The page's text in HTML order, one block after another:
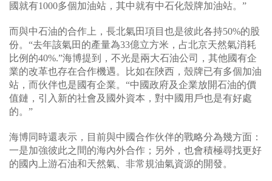
國就有1000多個加油站，其中就有中石化殼牌加油站。”
而與中石油的合作上，長北氣田項目也是彼此各持50%的股
份。“去年該氣田的產量為33億立方米，占北京天然氣消耗
比例的40%.”海博提到，不光是兩大石油公司，其他國有企
業的改革也存在合作機遇。比如在陜西，殼牌已有多個加油
站，而伙伴也是國有企業。“中國政府及企業放開石油的價
值鏈，引入新的社會及國外資本，對中國用戶也是有好處
的。”
海博同時還表示，目前與中國合作伙伴的戰略分為幾方面：
一是加強彼此之間的海內外合作；另外，也會積極尋找更好
的國內上游石油和天然氣、非常規油氣資源的開發。